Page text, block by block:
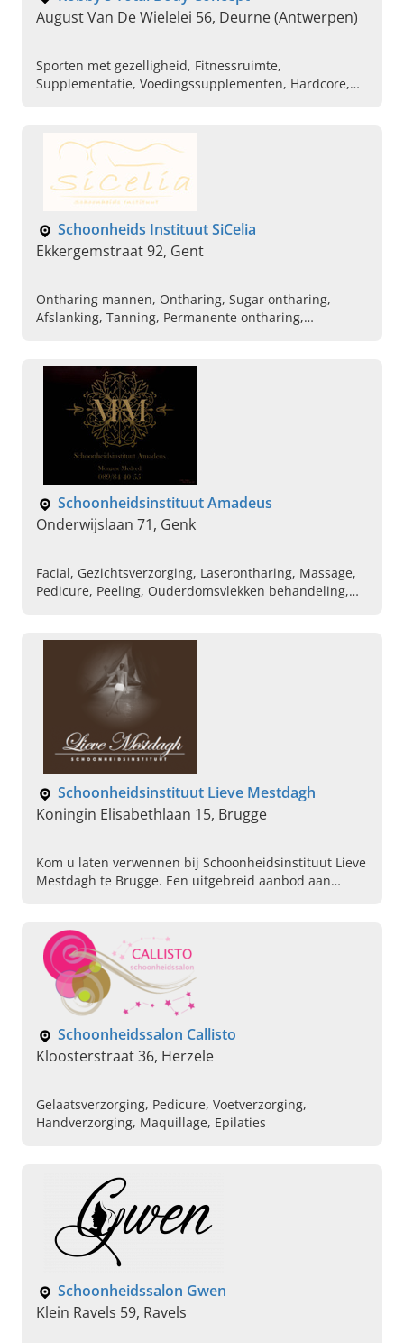
August Van De Wielelei 56, Deurne (Antwerpen)
Sporten met gezelligheid, Fitnessruimte,
Supplementatie, Voedingssupplementen, Hardcore,
Schoonheids Instituut SiCelia
Ekkergemstraat 92, Gent
Ontharing mannen, Ontharing, Sugar ontharing,
Afslanking, Tanning, Permanente ontharing,
Schoonheidsinstituut Amadeus
Onderwijslaan 71, Genk
Facial, Gezichtsverzorging, Laserontharing, Massage,
Pedicure, Peeling, Ouderdomsvlekken behandeling,
Schoonheidsinstituut Lieve Mestdagh
Koningin Elisabethlaan 15, Brugge
Kom u laten verwennen bij Schoonheidsinstituut Lieve
Mestdagh te Brugge. Een uitgebreid aanbod aan
Schoonheidssalon Callisto
Kloosterstraat 36, Herzele
Gelaatsverzorging, Pedicure, Voetverzorging,
Handverzorging, Maquillage, Epilaties
Schoonheidssalon Gwen
Klein Ravels 59, Ravels